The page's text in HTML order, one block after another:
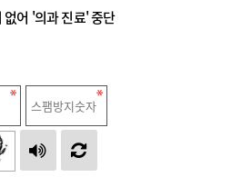
어 '의과 진료' 중단